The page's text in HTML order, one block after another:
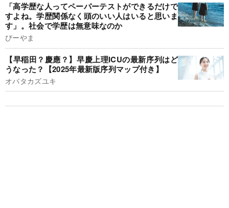
「高学歴な人ってペーパーテストができるだけで
すよね。学歴関係なく頭のいい人はいると思いま
す」。社会で学歴は無意味なのか
びーやま
【早稲田？慶應？】早慶上理ICUの最新序列はど
うなった？【2025年最新版序列マップ付き】
オバタカズユキ